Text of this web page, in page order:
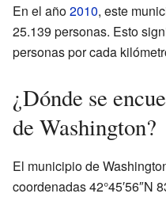
En el año2010, este
25.139 personas. Esto
personas por cada
¿Dónde se
de Washington?
El municipio de
coordenadas 42°45′56″N